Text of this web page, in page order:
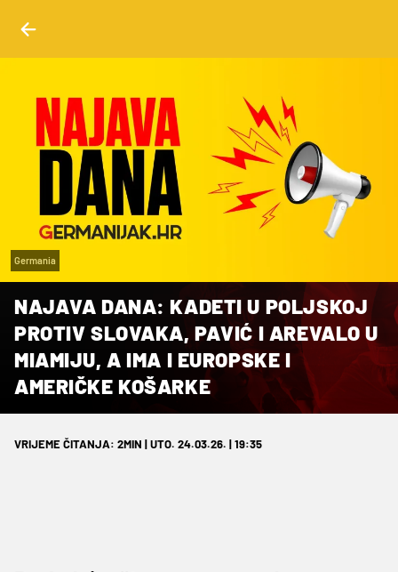
Germania
NAJAVA DANA: KADETI U POLJSKOJ
PROTIV SLOVAKA, PAVIĆ I AREVALO U
MIAMIJU, A IMA I EUROPSKE I
AMERIČKE KOŠARKE
VRIJEME ČITANJA: 2MIN | UTO. 24.03.26. | 19:35